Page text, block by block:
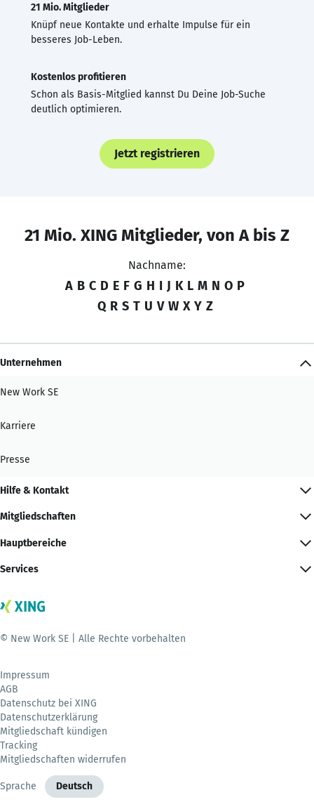
21 Mio. Mitglieder
Knüpf neue Kontakte und erhalte Impulse für ein
besseres Job-Leben.
Kostenlos profitieren
Schon als Basis-Mitglied kannst Du Deine Job-Suche
deutlich optimieren.
Jetzt registrieren
21 Mio. XING Mitglieder, von A bis Z
Nachname:
A B C D E F G H I J K L M N O P
Q R S T U V W X Y Z
Unternehmen
New Work SE
Karriere
Presse
Hilfe & Kontakt
Mitgliedschaften
Hauptbereiche
Services
© New Work SE | Alle Rechte vorbehalten
Impressum
AGB
Datenschutz bei XING
Datenschutzerklärung
Mitgliedschaft kündigen
Tracking
Mitgliedschaften widerrufen
Sprache Deutsch